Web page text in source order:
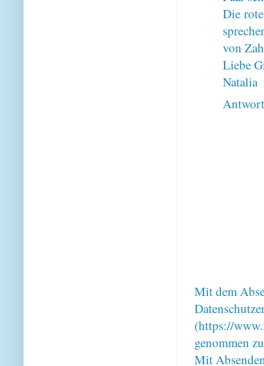
Die
von
Liebe
Natalia
Mit dem
(https://
genommen
Mit